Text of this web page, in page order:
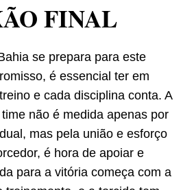
FINAL
se prepara para este
é essencial ter em
e cada disciplina conta. A
não é medida apenas por
mas pela união e esforço
é hora de apoiar e
para a vitória começa com a